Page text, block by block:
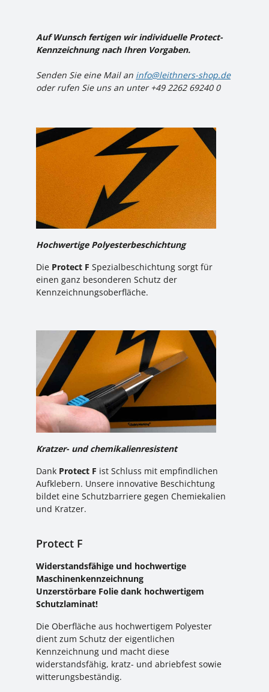
Auf Wunsch fertigen wir individuelle Protect-
Kennzeichnung nach Ihren Vorgaben.
Senden Sie eine Mail an info@leithners-shop.de
oder rufen Sie uns an unter +49 2262 69240 0
Hochwertige Polyesterbeschichtung
Die Protect F Spezialbeschichtung sorgt für
einen ganz besonderen Schutz der
Kennzeichnungsoberfläche.
Kratzer- und chemikalienresistent
Dank Protect F ist Schluss mit empfindlichen
Aufklebern. Unsere innovative Beschichtung
bildet eine Schutzbarriere gegen Chemiekalien
und Kratzer.
Protect F
Widerstandsfähige und hochwertige
Maschinenkennzeichnung
Unzerstörbare Folie dank hochwertigem
Schutzlaminat!
Die Oberfläche aus hochwertigem Polyester
dient zum Schutz der eigentlichen
Kennzeichnung und macht diese
widerstandsfähig, kratz- und abriebfest sowie
witterungsbeständig.